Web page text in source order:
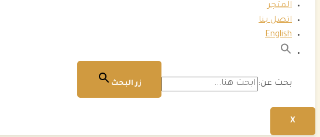
المتجر
اتصل بنا
English
بحث عن: زر البحث
X